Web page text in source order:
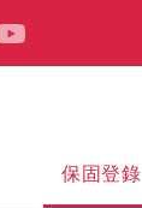
保固登錄